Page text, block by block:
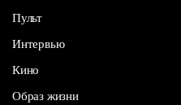
Пульт
Интервью
Кино
Образ жизни